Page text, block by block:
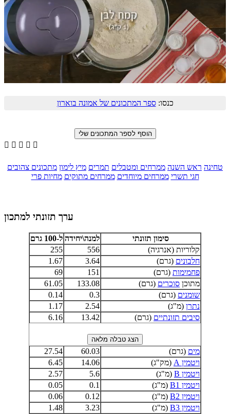
כנסו:ספר המתכונים של אמונה בוארון
    
טחינה ראש השנה ממרחים ומטבלים תמרים מיץ לימון מתכונים צהובים
חגי תשרי ממרחים מיוחדים ממרחים מתוקים מחיות פרי
ערך תזונתי למתכון
סימון תזונתי למנה\יחידה ל-100 גרם
קלוריות (אנרגיה)
556
255
חלבונים (גרם) 3.64
1.67
פחמימות (גרם) 151
69
מתוכן סוכרים (גרם) 133.08
61.05
שומנים (גרם) 0.3
0.14
נתרן (מ"ג) 2.54
1.17
סיבים תזונתיים (גרם) 13.42
6.16
מים (גרם) 60.03
27.54
ויטמין A
(מק"ג) 14.06
6.45
ויטמין B
(מ"ג) 5.6
2.57
ויטמין B1
(מ"ג) 0.1
0.05
ויטמין B2
(מ"ג) 0.12
0.06
ויטמין B3
(מ"ג) 3.23
1.48